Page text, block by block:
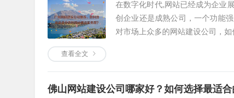
在数字化时代,网站已经成为企业
创企业还是成熟公司，一个功能
对市场上众多的网站建设公司，如
查看全文
佛山网站建设公司哪家好？如何选择最适